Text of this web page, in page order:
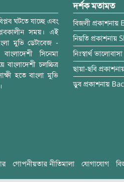
ঘটতে যাচ্ছে এবং
সময়। এই
মুভি ডেটাবেজ -
সিনেমা
বাংলাদেশী চলচ্চিত্র
হতে বাংলা মুভি
দর্শক মতামত
বিজলী প্রকাশনায়
নিয়তি প্রকাশনায়
নিঃস্বার্থ ভালোবাসা
ছায়া-ছবি
ডুব প্রকাশনায়
গোপনীয়তার নীতিমালা যোগাযোগ